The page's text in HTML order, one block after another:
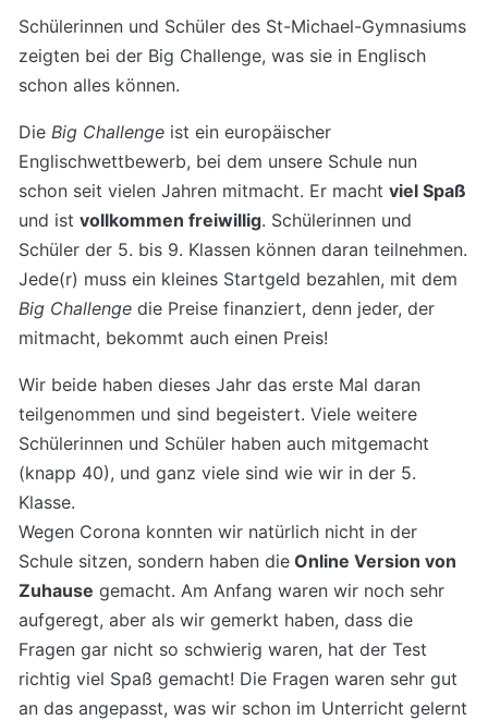
Schülerinnen und Schüler des St-Michael-Gymnasiums
zeigten bei der Big Challenge, was sie in Englisch
schon alles können.
Die Big Challenge ist ein europäischer
Englischwettbewerb, bei dem unsere Schule nun
schon seit vielen Jahren mitmacht. Er macht viel Spaß
und ist vollkommen freiwillig. Schülerinnen und
Schüler der 5. bis 9. Klassen können daran teilnehmen.
Jede(r) muss ein kleines Startgeld bezahlen, mit dem
Big Challenge die Preise finanziert, denn jeder, der
mitmacht, bekommt auch einen Preis!
Wir beide haben dieses Jahr das erste Mal daran
teilgenommen und sind begeistert. Viele weitere
Schülerinnen und Schüler haben auch mitgemacht
(knapp 40), und ganz viele sind wie wir in der 5.
Klasse.
Wegen Corona konnten wir natürlich nicht in der
Schule sitzen, sondern haben die Online Version von
Zuhause gemacht. Am Anfang waren wir noch sehr
aufgeregt, aber als wir gemerkt haben, dass die
Fragen gar nicht so schwierig waren, hat der Test
richtig viel Spaß gemacht! Die Fragen waren sehr gut
an das angepasst, was wir schon im Unterricht gelernt